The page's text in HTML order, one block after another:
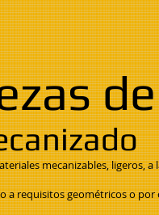
mecanizables, ligeros,
requisitos geométricos o por